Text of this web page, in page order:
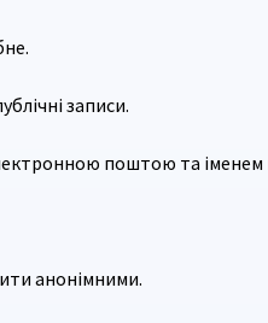
записи.
поштою та іменем
анонімними.